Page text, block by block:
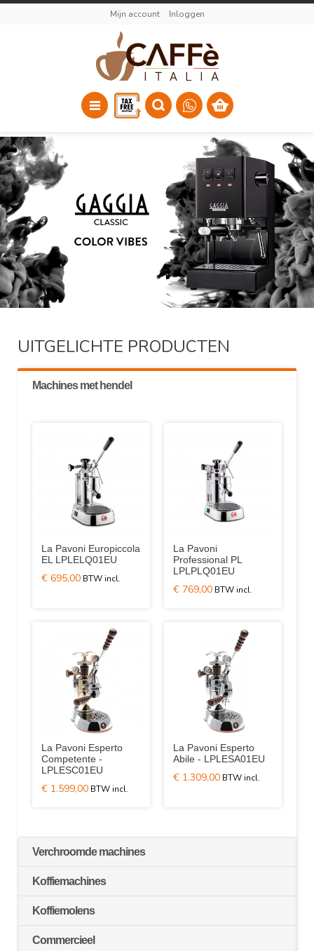
Mijn account Inloggen
UITGELICHTE PRODUCTEN
Machines met hendel
La Pavoni Europiccola
EL LPLELQ01EU
€ 695,00
La Pavoni
Professional PL
LPLPLQ01EU
€ 769,00
La Pavoni Esperto
Competente -
LPLESC01EU
€ 1.599,00
La Pavoni Esperto
Abile - LPLESA01EU
€ 1.309,00
Verchroomde machines
Koffiemachines
Koffiemolens
Commercieel